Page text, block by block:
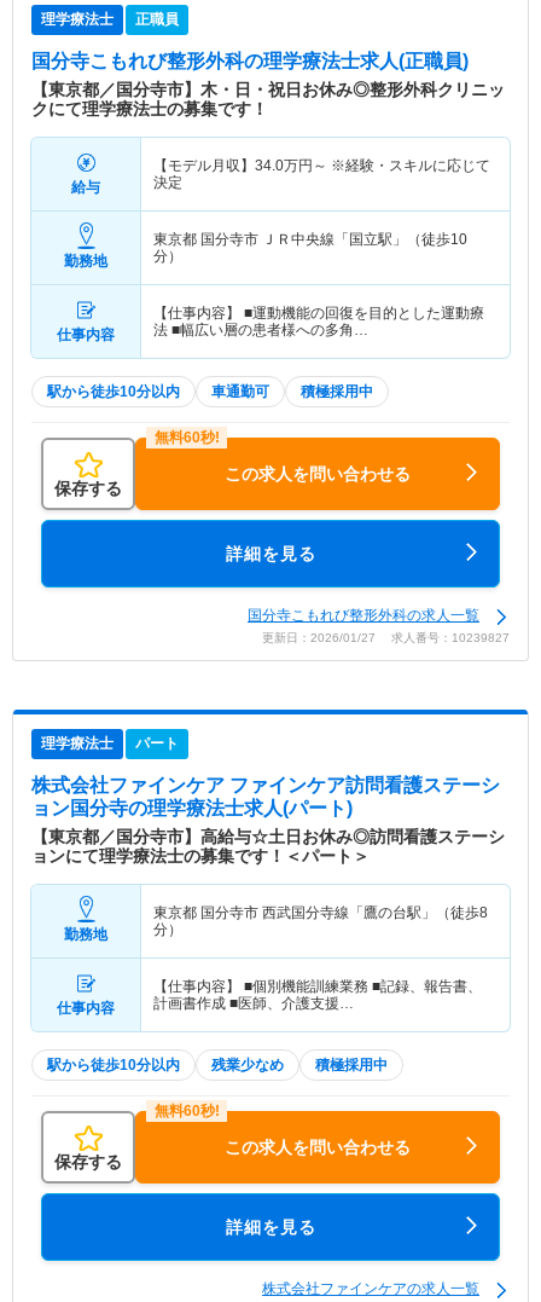
理学療法士 正職員
国分寺こもれび整形外科の理学療法士求人(正職員)
【東京都／国分寺市】木・日・祝日お休み◎整形外科クリニッ
クにて理学療法士の募集です！
給与
【モデル月収】 34.0万円～ ※経験・スキルに応じて
決定
勤務地
東京都 国分寺市 ＪＲ中央線「国立駅」（徒歩10
分）
仕事内容
【仕事内容】 ■運動機能の回復を目的とした運動療
法 ■幅広い層の患者様への多角…
駅から徒歩10分以内 車通勤可 積極採用中
保存する
この求人を問い合わせる
詳細を見る
国分寺こもれび整形外科の求人一覧
更新日：2026/01/27 求人番号：10239827
理学療法士 パート
株式会社ファインケア ファインケア訪問看護ステーシ
ョン国分寺の理学療法士求人(パート)
【東京都／国分寺市】高給与☆土日お休み◎訪問看護ステーシ
ョンにて理学療法士の募集です！＜パート＞
勤務地
東京都 国分寺市 西武国分寺線「鷹の台駅」（徒歩8
分）
仕事内容
【仕事内容】 ■個別機能訓練業務 ■記録、報告書、
計画書作成 ■医師、介護支援…
駅から徒歩10分以内 残業少なめ 積極採用中
保存する
この求人を問い合わせる
詳細を見る
株式会社ファインケアの求人一覧